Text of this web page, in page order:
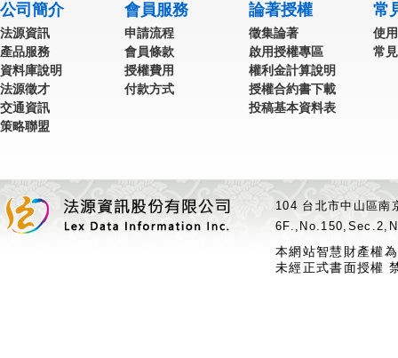
公司簡介
法源資訊
產品服務
資料庫說明
法源徵才
交通資訊
策略聯盟
會員服務
申請流程
會員條款
授權費用
付款方式
論著授權
徵集論著
啟用授權專區
權利金計算說明
授權合約書下載
投稿基本資料表
常
使
常
104 台北市中山區
本網站智慧財產權
未經正式書面授權